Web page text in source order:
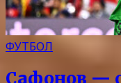
ФУТБОЛ